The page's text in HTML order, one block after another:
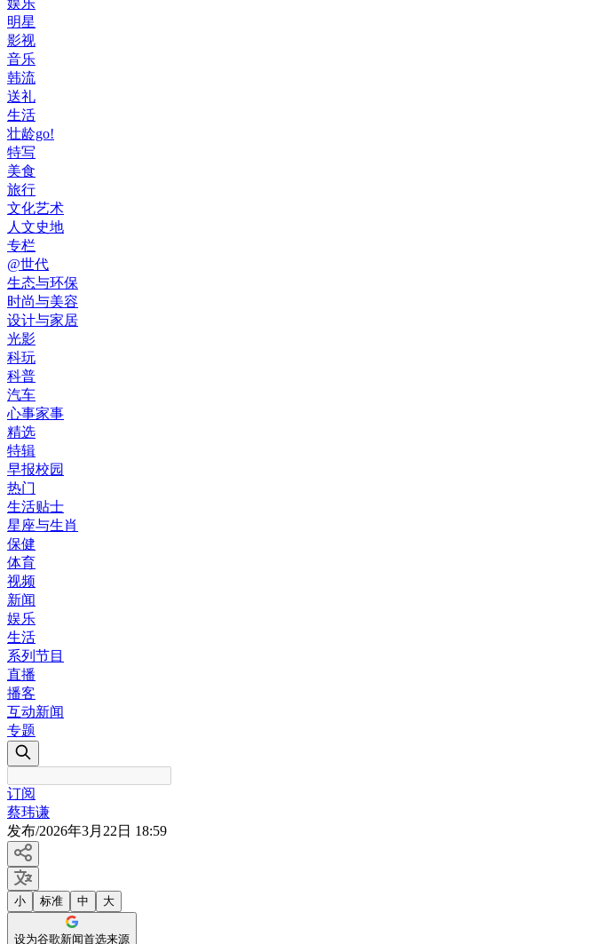
娱乐
明星
影视
音乐
韩流
送礼
生活
壮龄go!
特写
美食
旅行
文化艺术
人文史地
专栏
@世代
生态与环保
时尚与美容
设计与家居
光影
科玩
科普
汽车
心事家事
精选
特辑
早报校园
热门
生活贴士
星座与生肖
保健
体育
视频
新闻
娱乐
生活
系列节目
直播
播客
互动新闻
专题
订阅
蔡玮谦
发布/2026年3月22日 18:59
小 标准 中 大
设为谷歌新闻首选来源